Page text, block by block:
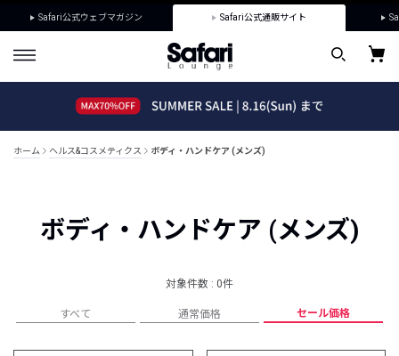
Safari公式ウェブマガジン Safari公式通販サイト
ホーム ヘルス&コスメティクス ボディ・ハンドケア (メンズ)
ボディ・ハンドケア (メンズ)
対象件数 : 0件
すべて 通常価格 セール価格